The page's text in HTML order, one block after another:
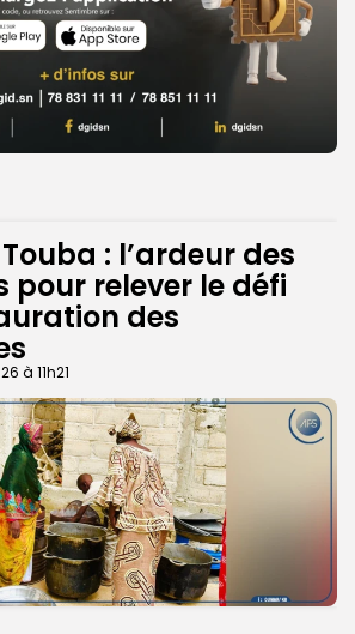
: l’ardeur des
pour relever le défi
des
à 11h21